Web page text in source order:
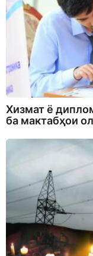
Хизмат ё
ба мактабҳои